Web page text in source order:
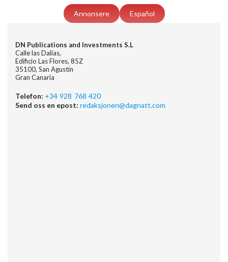
Annonsere Español
DN Publications and Investments S.L
Calle las Dalias,
Edificio Las Flores, 85Z
35100, San Agustin
Gran Canaria
Telefon: +34 928 768 420
Send oss en epost: redaksjonen@dagnatt.com